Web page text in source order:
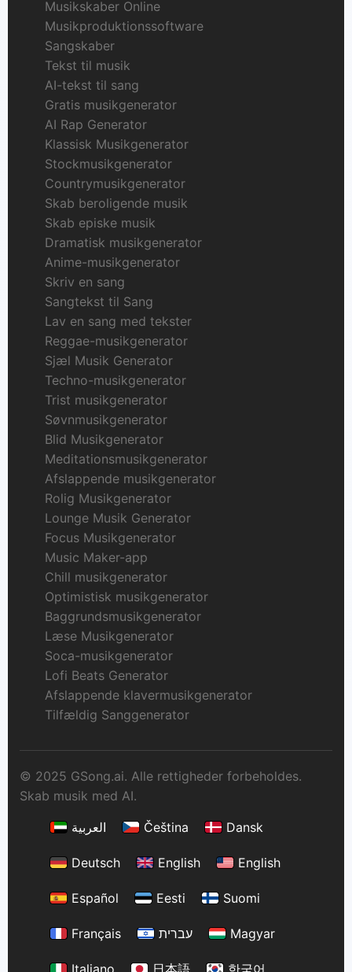
Musikskaber Online
Musikproduktionssoftware
Sangskaber
Tekst til musik
AI-tekst til sang
Gratis musikgenerator
AI Rap Generator
Klassisk Musikgenerator
Stockmusikgenerator
Countrymusikgenerator
Skab beroligende musik
Skab episke musik
Dramatisk musikgenerator
Anime-musikgenerator
Skriv en sang
Sangtekst til Sang
Lav en sang med tekster
Reggae-musikgenerator
Sjæl Musik Generator
Techno-musikgenerator
Trist musikgenerator
Søvnmusikgenerator
Blid Musikgenerator
Meditationsmusikgenerator
Afslappende musikgenerator
Rolig Musikgenerator
Lounge Musik Generator
Focus Musikgenerator
Music Maker-app
Chill musikgenerator
Optimistisk musikgenerator
Baggrundsmusikgenerator
Læse Musikgenerator
Soca-musikgenerator
Lofi Beats Generator
Afslappende klavermusikgenerator
Tilfældig Sanggenerator
© 2025 GSong.ai. Alle rettigheder forbeholdes.
Skab musik med AI.
العربية
Čeština Dansk
Deutsch English English
Español Eesti Suomi
Français עברית Magyar
Italiano 日本語 한국어